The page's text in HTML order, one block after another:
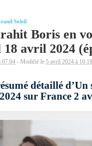
Soleil
Boris en
avril 2024
07:04 - Modifié le 5 avril 2024 à 10:18
détaillé
sur France 2